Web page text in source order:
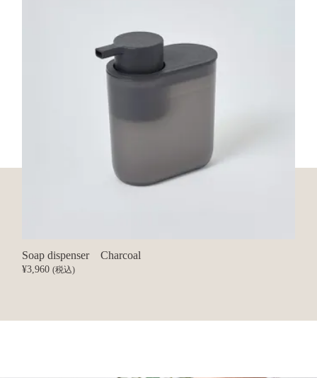
Soap dispenser Charcoal
¥3,960 (税込)